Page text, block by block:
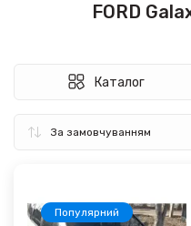
FORD
Каталог
Популярний